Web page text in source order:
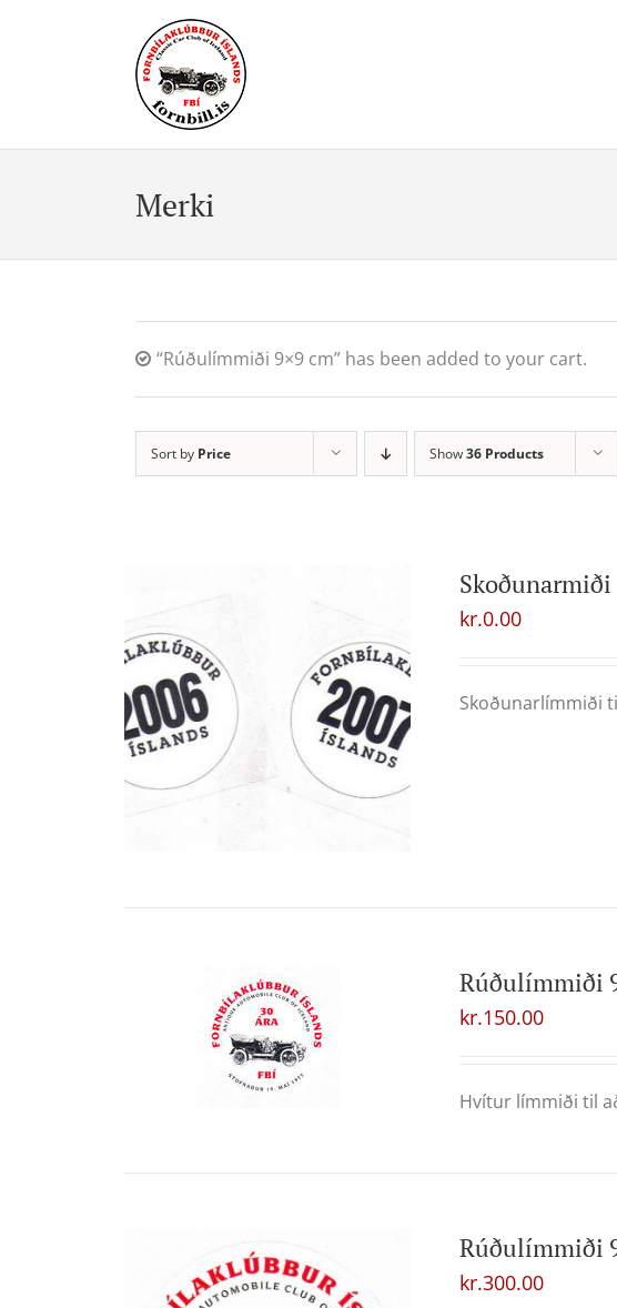
Merki
“Rúðulímmiði 9×9 cm” has been added to your cart.
Sort by Price Show36 Products
Skoðunarmiði
kr.0.00
Skoðunarlímmiði
Rúðulímmiði
kr.150.00
Hvítur límmiði til
Rúðulímmiði
kr.300.00